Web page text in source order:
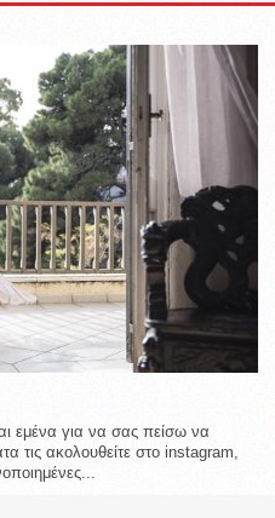
εμένα για να σας πείσω να
τις ακολουθείτε στο instagram,